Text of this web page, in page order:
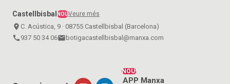
CastellbisbalNOUVeure més
place C. Acústica, 9 · 08755 Castellbisbal (Barcelona)
call 937 50 34 06emailbotigacastellbisbal@manxa.com
NOU!
APP Manxa